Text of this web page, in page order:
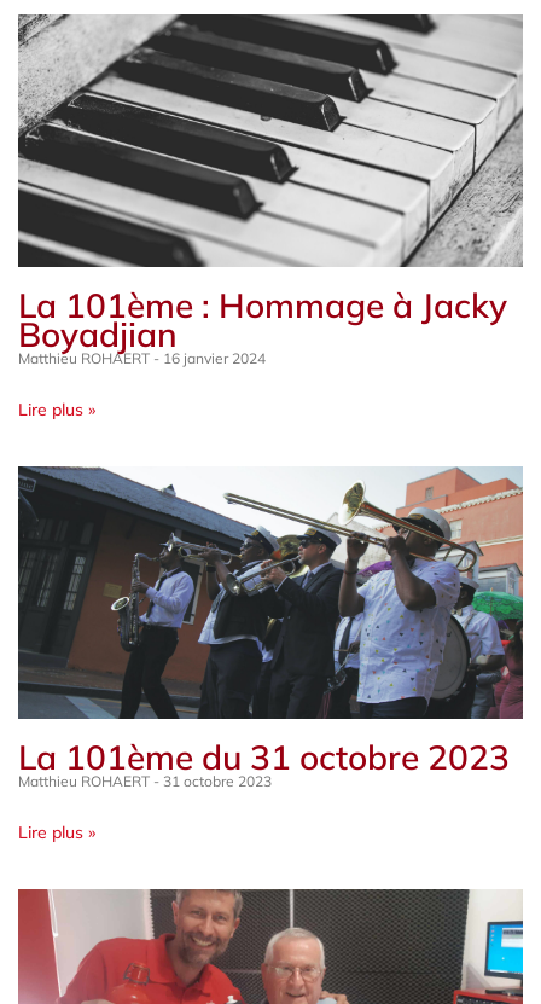
La 101ème : Hommage à Jacky
Boyadjian
Matthieu ROHAERT 16 janvier 2024
Lire plus »
La 101ème du 31 octobre 2023
Matthieu ROHAERT 31 octobre 2023
Lire plus »